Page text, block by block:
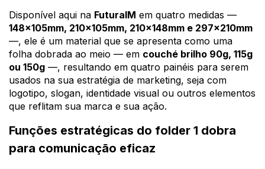
Disponível aqui na FuturaIM em quatro medidas —
148x105mm, 210x105mm, 210x148mm e 297x210mm
—, ele é um material que se apresenta como uma
folha dobrada ao meio — em couché brilho 90g, 115g
ou 150g —, resultando em quatro painéis para serem
usados na sua estratégia de marketing, seja com
logotipo, slogan, identidade visual ou outros elementos
que reflitam sua marca e sua ação.
Funções estratégicas do folder 1 dobra
para comunicação eficaz